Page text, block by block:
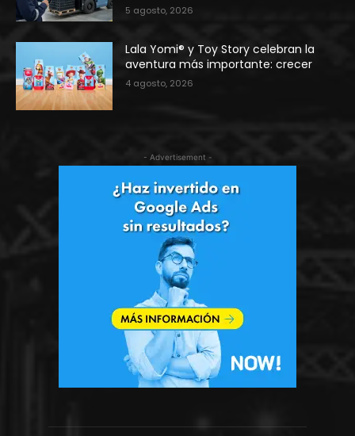
5 agosto, 2026
Lala Yomi® y Toy Story celebran la
aventura más importante: crecer
4 agosto, 2026
- Advertisement -